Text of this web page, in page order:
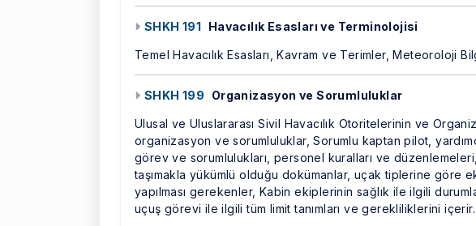
SHKH 191 Havacılık Esasları ve Terminolojisi
Temel Havacılık Esasları, Kavram ve Terimler, Meteoroloji
SHKH 199 Organizasyon ve Sorumluluklar
Ulusal ve Uluslararası Sivil Havacılık Otoritelerinin ve
organizasyon ve sorumluluklar, Sorumlu kaptan pilot,
görev ve sorumlulukları, personel kuralları ve
taşımakla yükümlü olduğu dokümanlar, uçak tiplerine göre
yapılması gerekenler, Kabin ekiplerinin sağlık ile ilgili
uçuş görevi ile ilgili tüm limit tanımları ve gerekliliklerini içerir.